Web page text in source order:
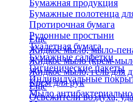
Бумажная продукция
Бумажные полотенца
Протирочная бумага
Рулонные простыни
Туалетная бумага
Бумажные салфетки
Гигиенические пакеты
Индивидуальные
Еще
Жидкое мыло, мыло-
Жидкое мыло (крем-
Жидкое мыло, гель для
Крем для рук
Мыло
Еще
Освежители воздуха,